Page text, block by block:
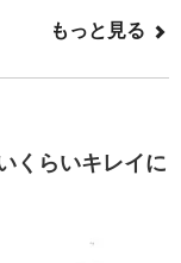
もっと見る
くらいキレイに